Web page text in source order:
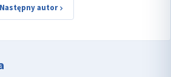
Następny autor